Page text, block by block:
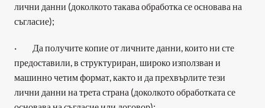
лични данни (доколкото такава обработка се основава на
съгласие);
·         Да получите копие от личните данни, които ни сте
предоставили, в структуриран, широко използван и
машинно четим формат, както и да прехвърлите тези
лични данни на трета страна (доколкото обработката се